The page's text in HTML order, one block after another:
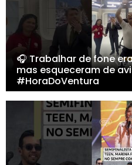
🎧 Trabalhar de fone
mas esqueceram de
#HoraDoVentura